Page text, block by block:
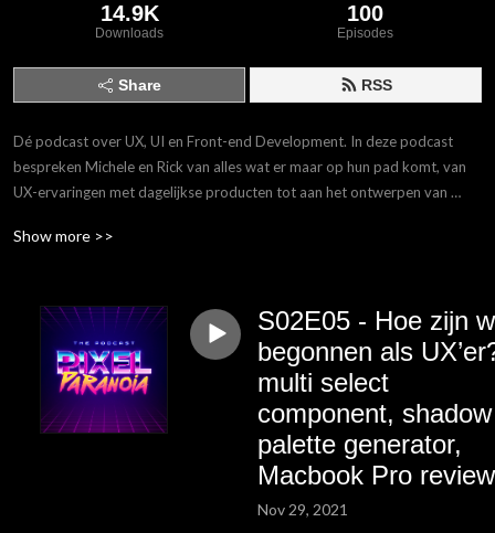
14.9K
Downloads
100
Episodes
Share RSS
Dé podcast over UX, UI en Front-end Development. In deze podcast
bespreken Michele en Rick van alles wat er maar op hun pad komt, van
UX-ervaringen met dagelijkse producten tot aan het ontwerpen van
die inhoudelijke kennis meenemen uit hun vakgebied. Kortom, de plek
Show more >>
S02E05 - Hoe zijn
begonnen als
multi select
component, shadow
palette generator,
Macbook Pro review
Nov 29, 2021